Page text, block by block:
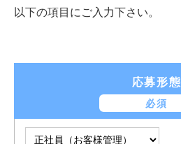
以下の項目にご入力下さい。
応募形態
必須